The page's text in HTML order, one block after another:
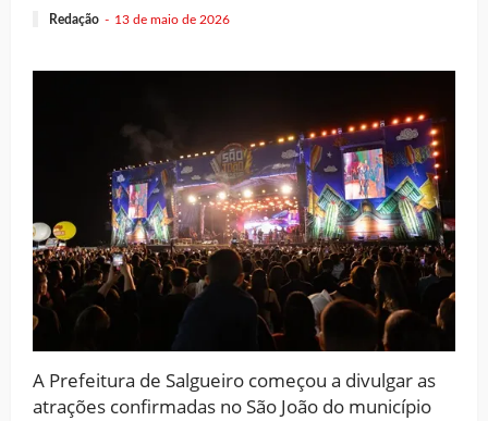
Redação 13 de maio de 2026
A Prefeitura de Salgueiro começou a divulgar as
atrações confirmadas no São João do município